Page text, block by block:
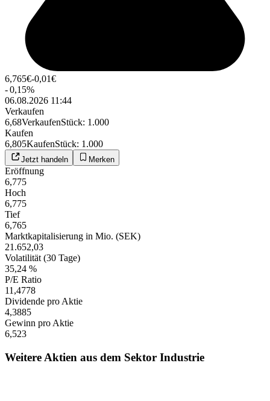
6,765€-0,01€
-0,15%
06.08.2026 11:44
Verkaufen
6,68VerkaufenStück: 1.000
Kaufen
6,805KaufenStück: 1.000
Jetzt handeln Merken
Eröffnung
6,775
Hoch
6,775
Tief
6,765
Marktkapitalisierung in Mio. (SEK)
21.652,03
Volatilität (30 Tage)
35,24 %
P/E Ratio
11,4778
Dividende pro Aktie
4,3885
Gewinn pro Aktie
6,523
Weitere Aktien aus dem Sektor Industrie